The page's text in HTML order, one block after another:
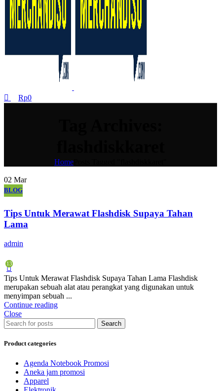
Rp0
Home
02 Mar
BLOG
Tips Untuk Merawat Flashdisk Supaya Tahan
Lama
admin
13
Tips Untuk Merawat Flashdisk Supaya Tahan Lama Flashdisk
merupakan sebuah alat atau perangkat yang digunakan untuk
menyimpan sebuah ...
Continue reading
Close
Search
Product categories
Agenda Notebook Promosi
Aneka jam promosi
Apparel